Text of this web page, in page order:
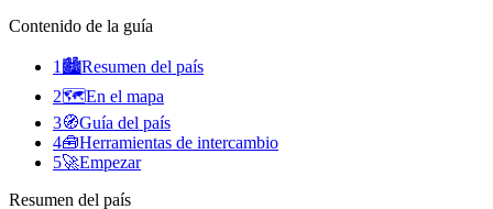
Contenido de la guía
1 🏙️Resumen del país
2🗺️En el mapa
3🧭Guía del país
4🧰Herramientas de intercambio
5🚀Empezar
Resumen del país